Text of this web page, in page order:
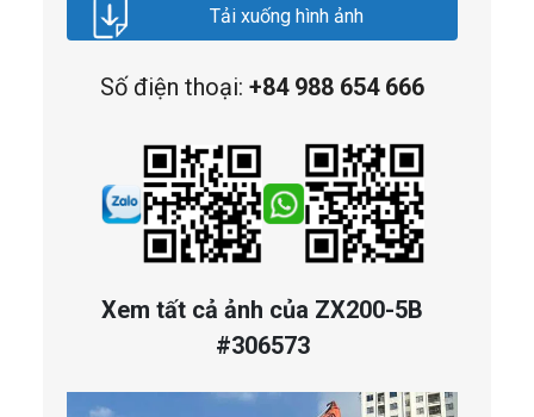
Tải xuống hình ảnh
Số điện thoại: +84 988 654 666
Xem tất cả ảnh của ZX200-5B
#306573